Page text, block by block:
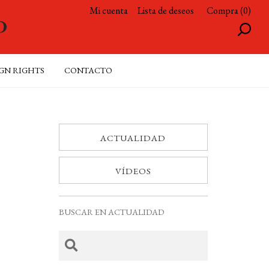
Mi cuenta Lista de deseos Compra (0)
RIGHTS CONTACTO
ACTUALIDAD
VÍDEOS
BUSCAR EN ACTUALIDAD